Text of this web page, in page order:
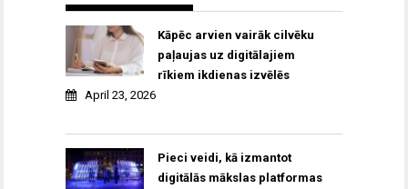
Kāpēc arvien vairāk cilvēku
paļaujas uz digitālajiem
rīkiem ikdienas izvēlēs
April 23, 2026
Pieci veidi, kā izmantot
digitālās mākslas platformas